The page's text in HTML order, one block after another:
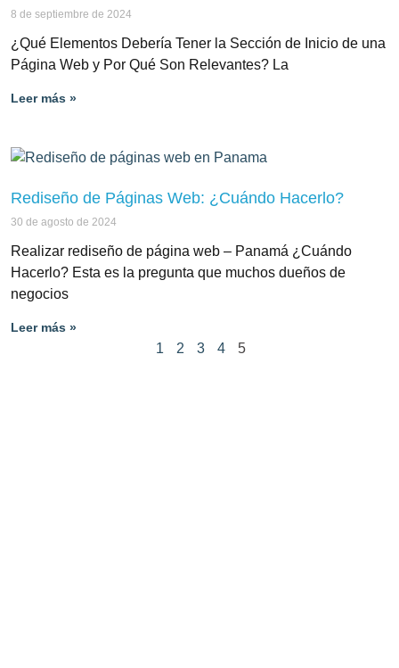
8 de septiembre de 2024
¿Qué Elementos Debería Tener la Sección de Inicio de una
Página Web y Por Qué Son Relevantes? La
Leer más »
Rediseño de Páginas Web: ¿Cuándo Hacerlo?
30 de agosto de 2024
Realizar rediseño de página web – Panamá ¿Cuándo
Hacerlo? Esta es la pregunta que muchos dueños de
negocios
Leer más »
1 2 3 4 5